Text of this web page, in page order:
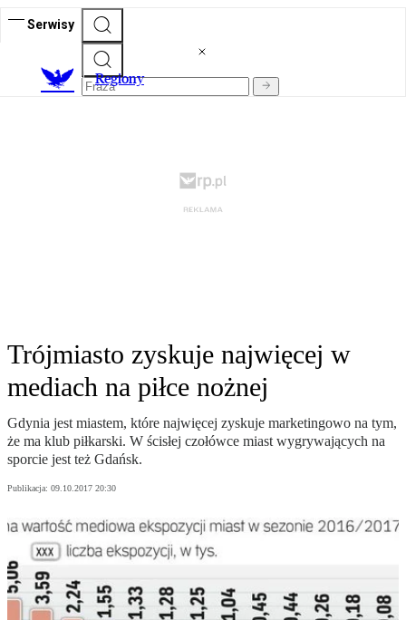
Serwisy
Regiony
Trójmiasto zyskuje najwięcej w
mediach na piłce nożnej
Gdynia jest miastem, które najwięcej zyskuje marketingowo na tym,
że ma klub piłkarski. W ścisłej czołówce miast wygrywających na
sporcie jest też Gdańsk.
Publikacja: 09.10.2017 20:30